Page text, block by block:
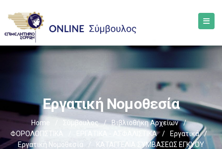
Εργατική Νομοθεσία
Home Σύμβουλος / Βιβλιοθήκη Αρχείων
/
ΦΟΡΟΛΟΓΙΣΤΙΚΑ
ΕΡΓΑΤΙΚΑ - ΑΣΦΑΛΙΣΤΙΚΑ / Εργατικά
/
Εργατική Νομοθεσία
/ ΚΑΤΑΓΓΕΛΙΑ ΣΥΜΒΑΣΕΩΣ ΕΓΚΥΟΥ